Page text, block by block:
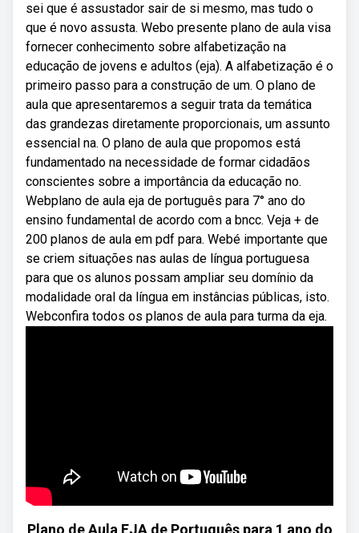
sei que é assustador sair de si mesmo, mas tudo o
que é novo assusta. Webo presente plano de aula visa
fornecer conhecimento sobre alfabetização na
educação de jovens e adultos (eja). A alfabetização é o
primeiro passo para a construção de um. O plano de
aula que apresentaremos a seguir trata da temática
das grandezas diretamente proporcionais, um assunto
essencial na. O plano de aula que propomos está
fundamentado na necessidade de formar cidadãos
conscientes sobre a importância da educação no.
Webplano de aula eja de português para 7° ano do
ensino fundamental de acordo com a bncc. Veja + de
200 planos de aula em pdf para. Webé importante que
se criem situações nas aulas de língua portuguesa
para que os alunos possam ampliar seu domínio da
modalidade oral da língua em instâncias públicas, isto.
Webconfira todos os planos de aula para turma da eja.
Plano de Aula EJA de Português para 1 ano do